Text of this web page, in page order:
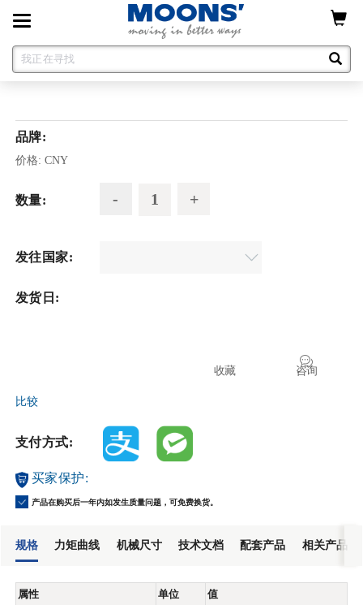
Toggle
navigation
品牌:
价格: CNY
数量:
发往国家:
发货日:
咨询
收藏
比较
支付方式:
买家保护:
产品在购买后一年内如发生质量问题，可免费换货。
规格 力矩曲线 机械尺寸 技术文档 配套产品 相关产品
属性 单位 值